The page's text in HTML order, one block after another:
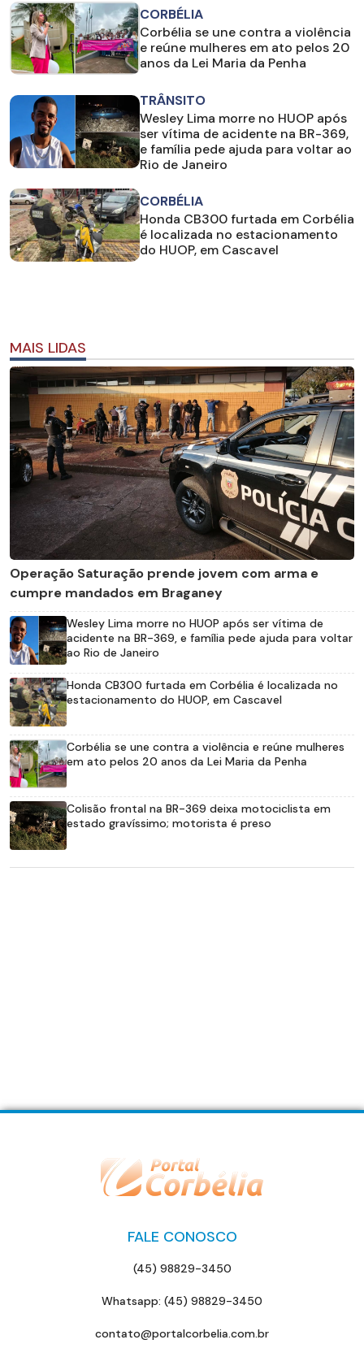
CORBÉLIA
Corbélia se une contra a violência
e reúne mulheres em ato pelos 20
anos da Lei Maria da Penha
TRÂNSITO
Wesley Lima morre no HUOP após
ser vítima de acidente na BR-369,
e família pede ajuda para voltar ao
Rio de Janeiro
CORBÉLIA
Honda CB300 furtada em Corbélia
é localizada no estacionamento
do HUOP, em Cascavel
MAIS LIDAS
Operação Saturação prende jovem com arma e
cumpre mandados em Braganey
Wesley Lima morre no HUOP após ser vítima de
acidente na BR-369, e família pede ajuda para voltar
ao Rio de Janeiro
Honda CB300 furtada em Corbélia é localizada no
estacionamento do HUOP, em Cascavel
Corbélia se une contra a violência e reúne mulheres
em ato pelos 20 anos da Lei Maria da Penha
Colisão frontal na BR-369 deixa motociclista em
estado gravíssimo; motorista é preso
FALE CONOSCO
(45) 98829-3450
Whatsapp: (45) 98829-3450
contato@portalcorbelia.com.br